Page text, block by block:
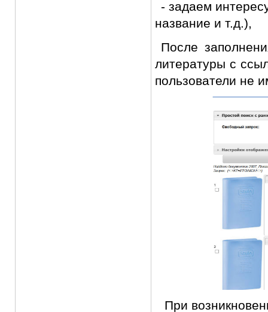
- задаем
название и т.д.),
После
литературы с
пользователи не
При